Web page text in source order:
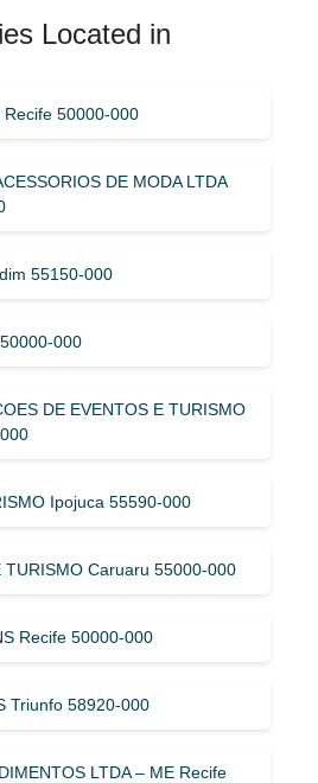
Located in
Recife 50000-000
DE MODA LTDA
55150-000
000
DE EVENTOS E TURISMO
Ipojuca 55590-000
TURISMO Caruaru 55000-000
Recife 50000-000
Triunfo 58920-000
LTDA – ME Recife